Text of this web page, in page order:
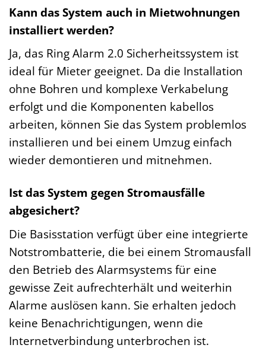
Kann das System auch in Mietwohnungen
installiert werden?
Ja, das Ring Alarm 2.0 Sicherheitssystem ist
ideal für Mieter geeignet. Da die Installation
ohne Bohren und komplexe Verkabelung
erfolgt und die Komponenten kabellos
arbeiten, können Sie das System problemlos
installieren und bei einem Umzug einfach
wieder demontieren und mitnehmen.
Ist das System gegen Stromausfälle
abgesichert?
Die Basisstation verfügt über eine integrierte
Notstrombatterie, die bei einem Stromausfall
den Betrieb des Alarmsystems für eine
gewisse Zeit aufrechterhält und weiterhin
Alarme auslösen kann. Sie erhalten jedoch
keine Benachrichtigungen, wenn die
Internetverbindung unterbrochen ist.